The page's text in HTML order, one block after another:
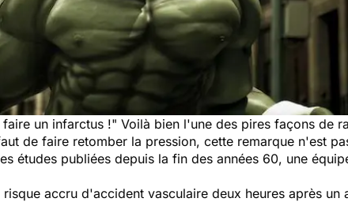
un infarctus !" Voilà bien l'une des pires façons de
de faire retomber la pression, cette remarque n'est
études publiées depuis la fin des années 60, une
risque accru d'accident vasculaire deux heures après